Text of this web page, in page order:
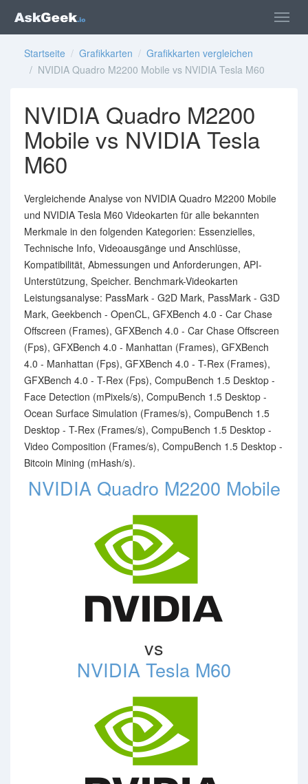
Startseite / Grafikkarten / Grafikkarten vergleichen
/ NVIDIA Quadro M2200 Mobile vs NVIDIA Tesla M60
NVIDIA Quadro M2200
Mobile vs NVIDIA Tesla
M60
Vergleichende Analyse von NVIDIA Quadro M2200 Mobile
und NVIDIA Tesla M60 Videokarten für alle bekannten
Merkmale in den folgenden Kategorien: Essenzielles,
Technische Info, Videoausgänge und Anschlüsse,
Kompatibilität, Abmessungen und Anforderungen, API-
Unterstützung, Speicher. Benchmark-Videokarten
Leistungsanalyse: PassMark - G2D Mark, PassMark - G3D
Mark, Geekbench - OpenCL, GFXBench 4.0 - Car Chase
Offscreen (Frames), GFXBench 4.0 - Car Chase Offscreen
(Fps), GFXBench 4.0 - Manhattan (Frames), GFXBench
4.0 - Manhattan (Fps), GFXBench 4.0 - T-Rex (Frames),
GFXBench 4.0 - T-Rex (Fps), CompuBench 1.5 Desktop -
Face Detection (mPixels/s), CompuBench 1.5 Desktop -
Ocean Surface Simulation (Frames/s), CompuBench 1.5
Desktop - T-Rex (Frames/s), CompuBench 1.5 Desktop -
Video Composition (Frames/s), CompuBench 1.5 Desktop -
Bitcoin Mining (mHash/s).
NVIDIA Quadro M2200 Mobile
vs
NVIDIA Tesla M60